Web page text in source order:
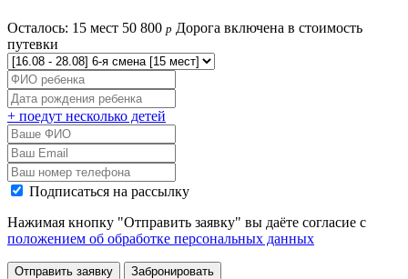
Осталось: 15 мест 50 800 p Дорога включена в стоимость
путевки
+ поедут несколько детей
Подписаться на рассылку
Нажимая кнопку "Отправить заявку" вы даёте согласие с
положением об обработке персональных данных
Отправить заявку Забронировать